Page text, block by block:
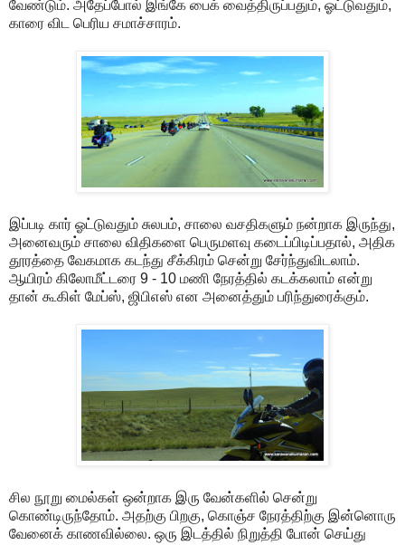
வேண்டும். அதேப்போல் இங்கே பைக் வைத்திருப்பதும், ஓட்டுவதும்,
காரை விட பெரிய சமாச்சாரம்.
இப்படி கார் ஓட்டுவதும் சுலபம், சாலை வசதிகளும் நன்றாக இருந்து,
அனைவரும் சாலை விதிகளை பெருமளவு கடைப்பிடிப்பதால், அதிக
தூரத்தை வேகமாக கடந்து சீக்கிரம் சென்று சேர்ந்துவிடலாம்.
ஆயிரம் கிலோமீட்டரை 9 - 10 மணி நேரத்தில் கடக்கலாம் என்று
தான் கூகிள் மேப்ஸ், ஜிபிஎஸ் என அனைத்தும் பரிந்துரைக்கும்.
சில நூறு மைல்கள் ஒன்றாக இரு வேன்களில் சென்று
கொண்டிருந்தோம். அதற்கு பிறகு, கொஞ்ச நேரத்திற்கு இன்னொரு
வேனைக் காணவில்லை. ஒரு இடத்தில் நிறுத்தி போன் செய்து